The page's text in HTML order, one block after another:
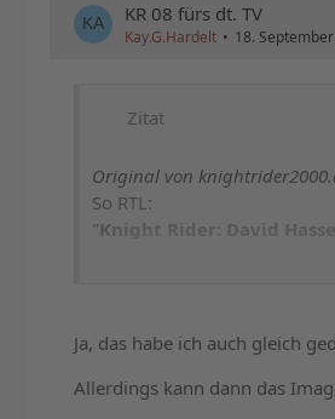
KR 08 fürs dt. TV
Kay.G.Hardelt 18.
Zitat
Original von
So RTL:
"Knight Rider: David
DH wird wohl in einem
aber jeder weiß - nicht aber
Ja, das habe ich auch gleich
Allerdings kann dann das